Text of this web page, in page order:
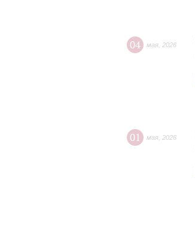
04 мая 2026
01 мая 2026